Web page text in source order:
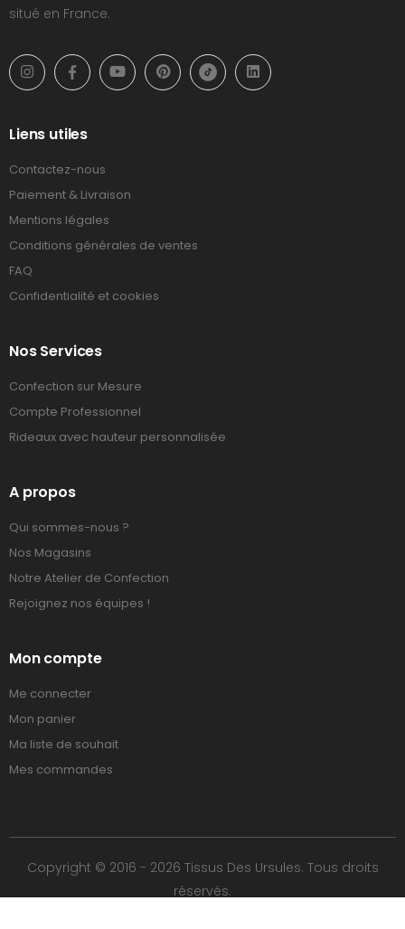
situé en France.
Liens utiles
Contactez-nous
Paiement & Livraison
Mentions légales
Conditions générales de ventes
FAQ
Confidentialité et cookies
Nos Services
Confection sur Mesure
Compte Professionnel
Rideaux avec hauteur personnalisée
A propos
Qui sommes-nous ?
Nos Magasins
Notre Atelier de Confection
Rejoignez nos équipes !
Mon compte
Me connecter
Mon panier
Ma liste de souhait
Mes commandes
Copyright © 2016 - 2026 Tissus Des Ursules. Tous droits
réservés.